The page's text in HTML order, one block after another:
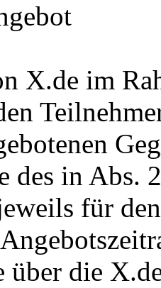
X.de im
des in Abs.
für
über die